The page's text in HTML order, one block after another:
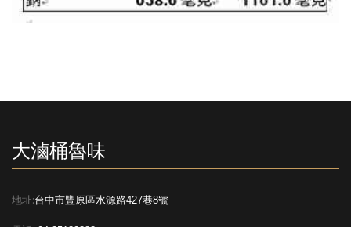
大滷桶魯味
地址:台中市豐原區水源路427巷8號